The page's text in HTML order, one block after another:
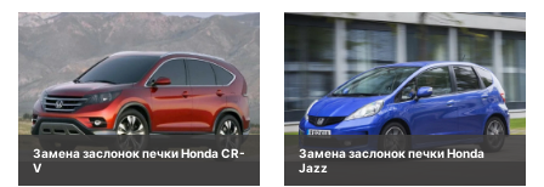
Замена заслонок печки Honda CR-
V
Замена заслонок печки Honda
Jazz